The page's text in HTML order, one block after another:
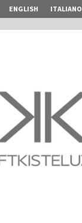
ENGLISH ITALIANO